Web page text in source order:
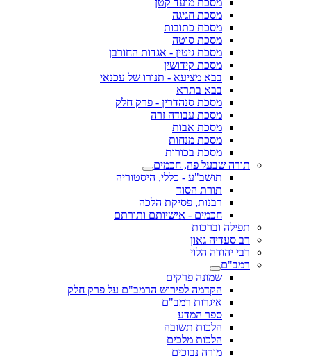
מסכת מועד קטן
מסכת חגיגה
מסכת כתובות
מסכת סוטה
מסכת גיטין - אגדות החורבן
מסכת קידושין
בבא מציעא - תנורו של עכנאי
בבא בתרא
מסכת סנהדרין - פרק חלק
מסכת עבודה זרה
מסכת אבות
מסכת מנחות
מסכת בכורות
תורה שבעל פה, חכמים
תושב"ע - כללי, היסטוריה
תורת הסוד
רבנות, פסיקת הלכה
חכמים - אישיותם ותורתם
תפילה וברכות
רב סעדיה גאון
רבי יהודה הלוי
רמב"ם
שמונה פרקים
הקדמה לפירוש הרמב"ם על פרק חלק
איגרות רמב"ם
ספר המדע
הלכות תשובה
הלכות מלכים
מורה נבוכים